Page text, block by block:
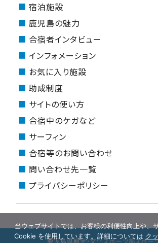
宿泊施設
鹿児島の魅力
合宿者インタビュー
インフォメーション
お気に入り施設
助成制度
サイトの使い方
合宿中のケガなど
サーフィン
合宿等のお問い合わせ
問い合わせ先一覧
プライバシーポリシー
鹿児島県観光・文化スポーツ部スポー
当ウェブサイトでは、お客様の利便性向上や、
Cookie を使用しています。詳細については ク